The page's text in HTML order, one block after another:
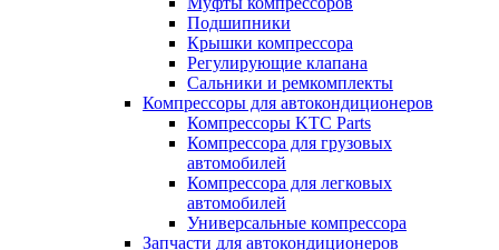
Подшипники
Крышки компрессора
Регулирующие клапана
Сальники и ремкомплекты
Компрессоры для автокондиционеров
Компрессоры KTC Parts
Компрессора для грузовых
автомобилей
Компрессора для легковых
автомобилей
Универсальные компрессора
Запчасти для автокондиционеров